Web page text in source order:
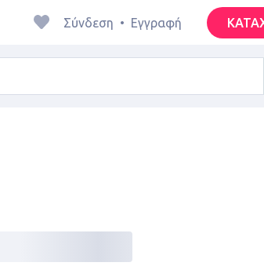
Σύνδεση • Εγγραφή